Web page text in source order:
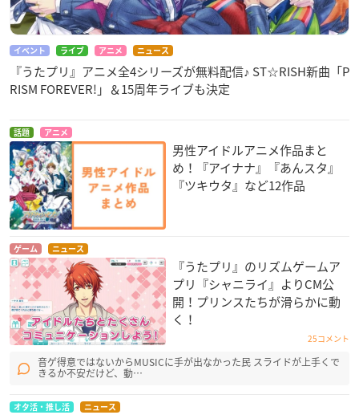
イベント ライブ アニメ ニュース
『うたプリ』アニメ全4シリーズが無料配信♪ ST☆RISH新曲「P
RISM FOREVER!」＆15周年ライブも決定
話題 アニメ
男性アイドルアニメ作品まと
め！『アイナナ』『あんスタ』
『ツキウタ』など12作品
ゲーム ニュース
『うたプリ』のリズムゲームア
プリ『シャニライ』よりCM公
開！プリンスたちが滑らかに動
く！
25コメント
音ゲ得意ではないからMUSICに手が出なかった民 スライドが上手くで
きるか不安だけど、動…
オタ活・推し活 ニュース